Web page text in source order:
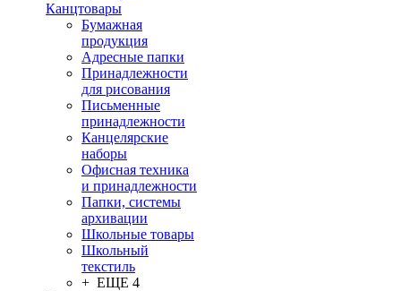
Канцтовары
Бумажная
продукция
Адресные папки
Принадлежности
для рисования
Письменные
принадлежности
Канцелярские
наборы
Офисная техника
и принадлежности
Папки, системы
архивации
Школьные товары
Школьный
текстиль
+ ЕЩЕ 4